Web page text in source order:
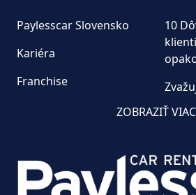
Paylesscar Slovensko
Kariéra
Franchise
Často kladené otázky
10
autom?
ZOBRAZIŤ VIAC